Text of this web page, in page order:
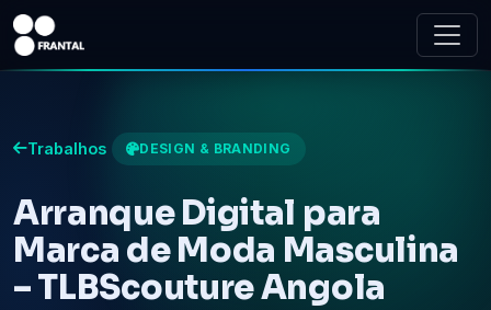
Trabalhos DESIGN & BRANDING
Arranque Digital para
Marca de Moda Masculina
– TLBScouture Angola